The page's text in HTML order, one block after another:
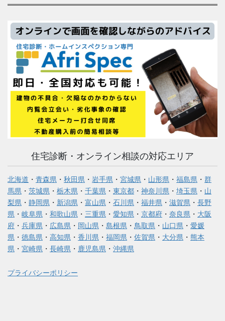
住宅診断・オンライン相談の対応エリア
北海道 ・ 青森県 ・ 秋田県 ・ 岩手県 ・ 宮城県 ・ 山形県 ・ 福島県 ・ 群
馬県 ・ 茨城県 ・ 栃木県 ・ 千葉県 ・ 東京都 ・ 神奈川県 ・ 埼玉県 ・ 山
梨県 ・ 静岡県 ・ 新潟県 ・ 富山県 ・ 石川県 ・ 福井県 ・ 滋賀県 ・ 長野
県 ・ 岐阜県 ・ 和歌山県 ・ 三重県 ・ 愛知県 ・ 京都府 ・ 奈良県 ・ 大阪
府 ・ 兵庫県 ・ 広島県 ・ 岡山県 ・ 島根県 ・ 鳥取県 ・ 山口県 ・ 愛媛
県 ・ 徳島県 ・ 高知県 ・ 香川県 ・ 福岡県 ・ 佐賀県 ・ 大分県 ・ 熊本
県 ・ 宮崎県 ・ 長崎県 ・ 鹿児島県 ・ 沖縄県
プライバシーポリシー